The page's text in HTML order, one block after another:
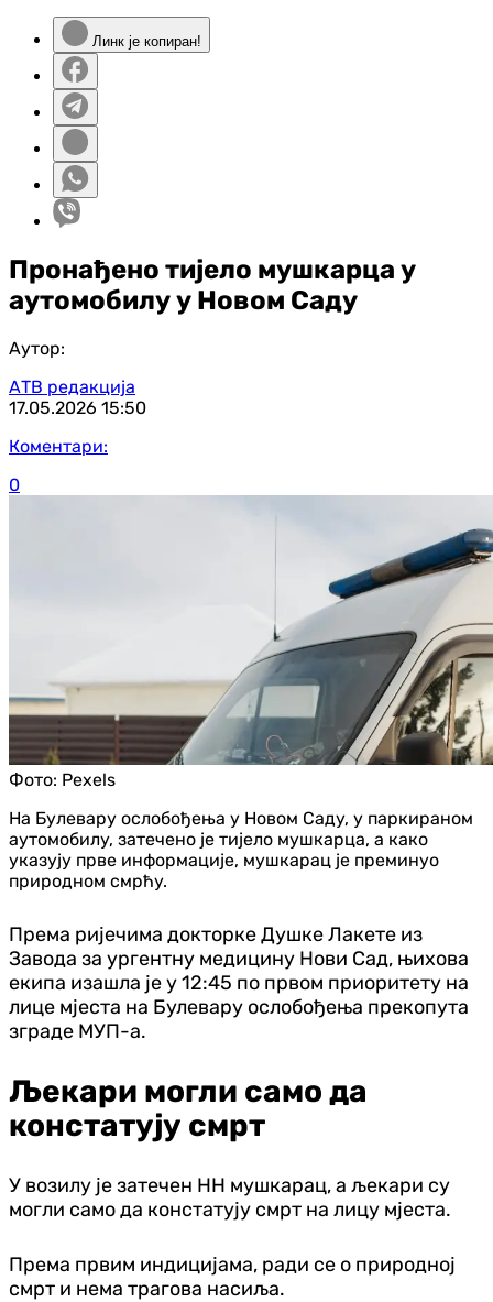
Линк је копиран!
Пронађено тијело мушкарца у
аутомобилу у Новом Саду
Аутор:
АТВ редакција
17.05.2026 15:50
Коментари:
0
Фото: Pexels
На Булевару ослобођења у Новом Саду, у паркираном
аутомобилу, затечено је тијело мушкарца, а како
указују прве информације, мушкарац је преминуо
природном смрћу.
Према ријечима докторке Душке Лакете из
Завода за ургентну медицину Нови Сад, њихова
екипа изашла је у 12:45 по првом приоритету на
лице мјеста на Булевару ослобођења прекопута
зграде МУП-а.
Љекари могли само да
констатују смрт
У возилу је затечен НН мушкарац, а љекари су
могли само да констатују смрт на лицу мјеста.
Према првим индицијама, ради се о природној
смрт и нема трагова насиља.